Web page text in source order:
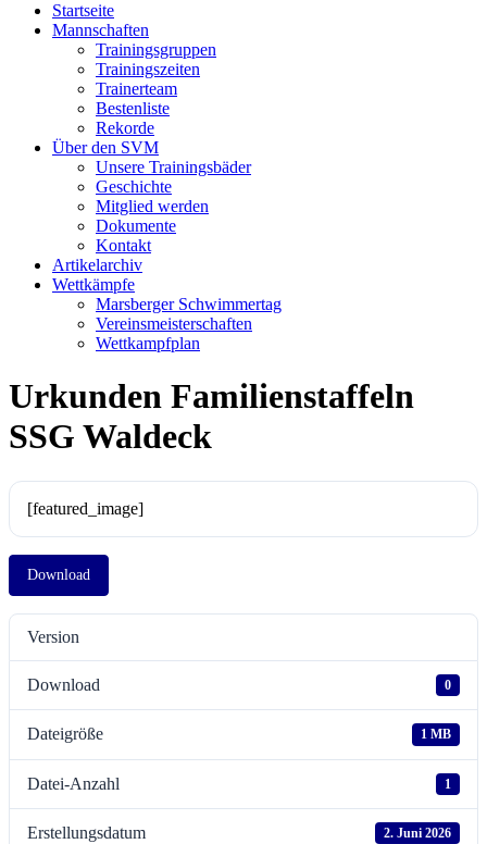
Startseite
Mannschaften
Trainingsgruppen
Trainingszeiten
Trainerteam
Bestenliste
Rekorde
Über den SVM
Unsere Trainingsbäder
Geschichte
Mitglied werden
Dokumente
Kontakt
Artikelarchiv
Wettkämpfe
Marsberger Schwimmertag
Vereinsmeisterschaften
Wettkampfplan
Urkunden Familienstaffeln
SSG Waldeck
[featured_image]
Download
Version
Download 0
Dateigröße 1 MB
Datei-Anzahl 1
Erstellungsdatum 2. Juni 2026